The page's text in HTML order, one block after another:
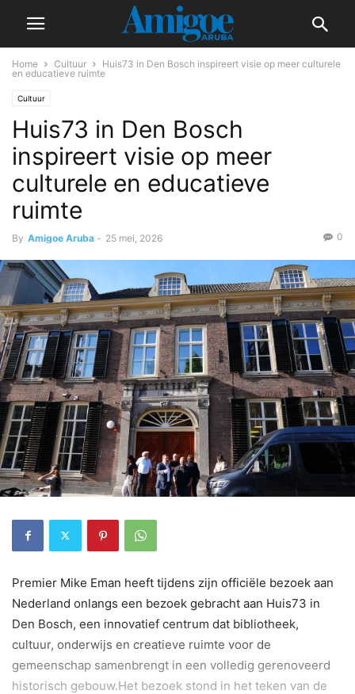
Home Cultuur
Huis73 in Den Bosch inspireert visie op meer culturele
en educatieve ruimte
Cultuur
Huis73 in Den Bosch
inspireert visie op meer
culturele en educatieve
ruimte
By Amigoe Aruba - 25 mei, 2026 0
Premier Mike Eman heeft tijdens zijn officiële bezoek aan
Nederland onlangs een bezoek gebracht aan Huis73 in
Den Bosch, een innovatief centrum dat bibliotheek,
cultuur, onderwijs en creatieve ruimte voor de
gemeenschap samenbrengt in een volledig gerenoveerd
historisch gebouw.Het bezoek stond in het teken van de